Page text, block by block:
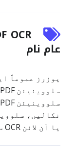
عام نام
یوزرز عموماً
یا آن لائن OCR سلووینیئن PDF۔